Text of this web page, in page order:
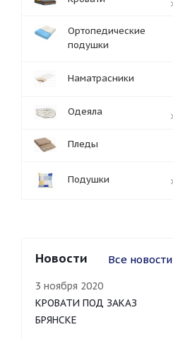
Ортопедические
подушки
Наматрасники
Одеяла
Пледы
Подушки
Новости Все новости
3 ноября 2020
КРОВАТИ ПОД ЗАКАЗ
БРЯНСКЕ